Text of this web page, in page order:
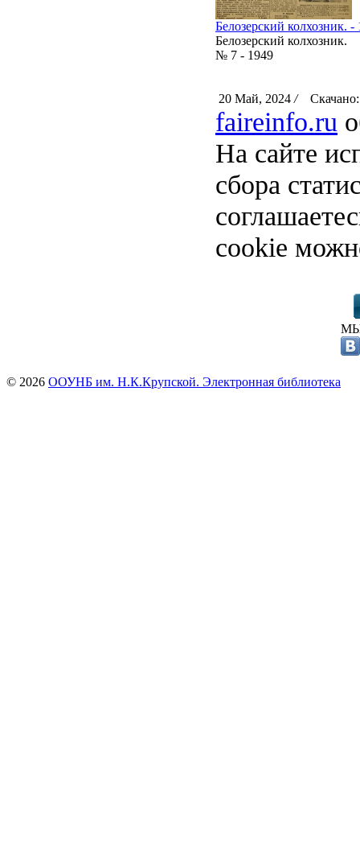
Белозерский колхозник.
Белозерский колхозник.
№ 7 - 1949
20 Май, 2024 /
faireinfo.ru
На сайте
сбора
cookie
© 2026 ООУНБ им. Н.К.Крупской. Электронная библиотека